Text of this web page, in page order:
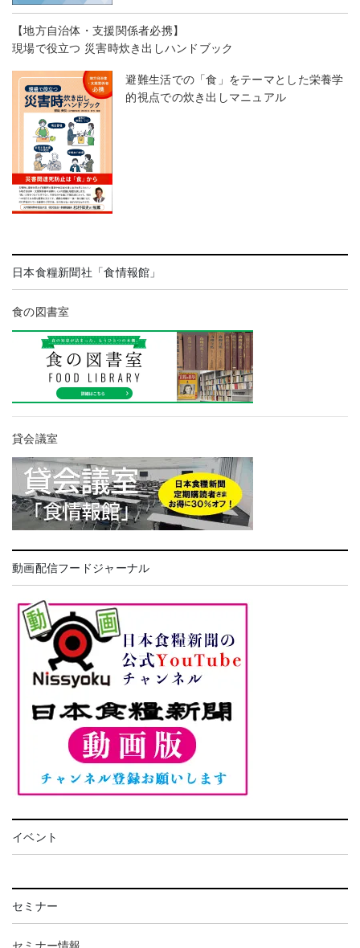
【地方自治体・支援関係者必携】
現場で役立つ 災害時炊き出しハンドブック
避難生活での「食」をテーマとした栄養学
的視点での炊き出しマニュアル
日本食糧新聞社「食情報館」
食の図書室
貸会議室
動画配信フードジャーナル
イベント
セミナー
セミナー情報